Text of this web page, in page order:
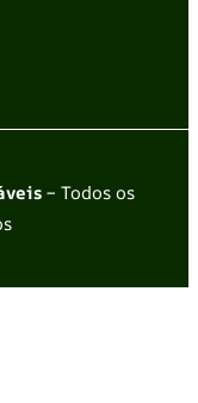
– Todos os